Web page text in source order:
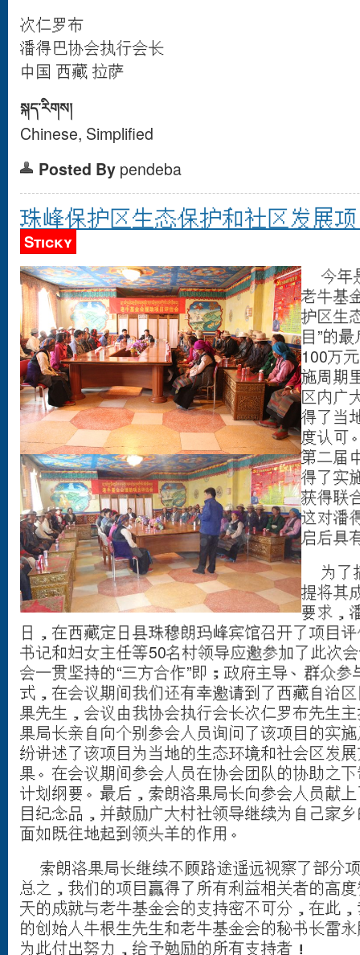
次仁罗布
潘得巴协会执行会长
中国 西藏 拉萨
སྐད་རིགས།
Chinese, Simplified
Posted By pendeba
珠峰保护区生态保护和社区发展
Sticky
今年
老牛基
护区生
目”的
100万
施周期
区内广
得了当
度认可
第二届
得了实
获得联
这对潘
启后具
为了
提将其
要求，
日，在西藏定日县珠穆朗玛峰宾馆召开了项目
书记和妇女主任等50名村领导应邀参加了此次
会一贯坚持的“三方合作”即；政府主导、群众
式，在会议期间我们还有幸邀请到了西藏自治
果先生，会议由我协会执行会长次仁罗布先生
果局长亲自向个别参会人员询问了该项目的实
纷讲述了该项目为当地的生态环境和社会区发
果。在会议期间参会人员在协会团队的协助之
计划纲要。最后，索朗洛果局长向参会人员献
目纪念品，并鼓励广大村社领导继续为自己家
面如既往地起到领头羊的作用。
索朗洛果局长继续不顾路途遥远视察了部分
总之，我们的项目赢得了所有利益相关者的高
天的成就与老牛基金会的支持密不可分，在此
的创始人牛根生先生和老牛基金会的秘书长雷
为此付出努力，给予勉励的所有支持者！